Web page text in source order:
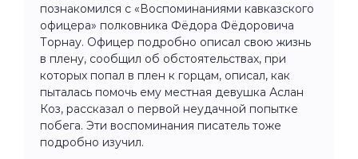
познакомился с «Воспоминаниями кавказского
офицера» полковника Фёдора Фёдоровича
Торнау. Офицер подробно описал свою жизнь
в плену, сообщил об обстоятельствах, при
которых попал в плен к горцам, описал, как
пыталась помочь ему местная девушка Аслан
Коз, рассказал о первой неудачной попытке
побега. Эти воспоминания писатель тоже
подробно изучил.